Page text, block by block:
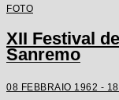
FOTO
XII Festival
Sanremo
08 FEBBRAIO 1962 -